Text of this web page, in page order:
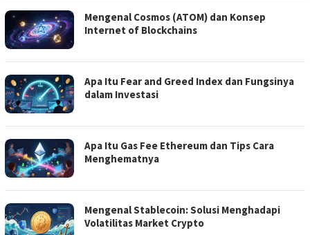
Mengenal Cosmos (ATOM) dan Konsep
Internet of Blockchains
Apa Itu Fear and Greed Index dan Fungsinya
dalam Investasi
Apa Itu Gas Fee Ethereum dan Tips Cara
Menghematnya
Mengenal Stablecoin: Solusi Menghadapi
Volatilitas Market Crypto